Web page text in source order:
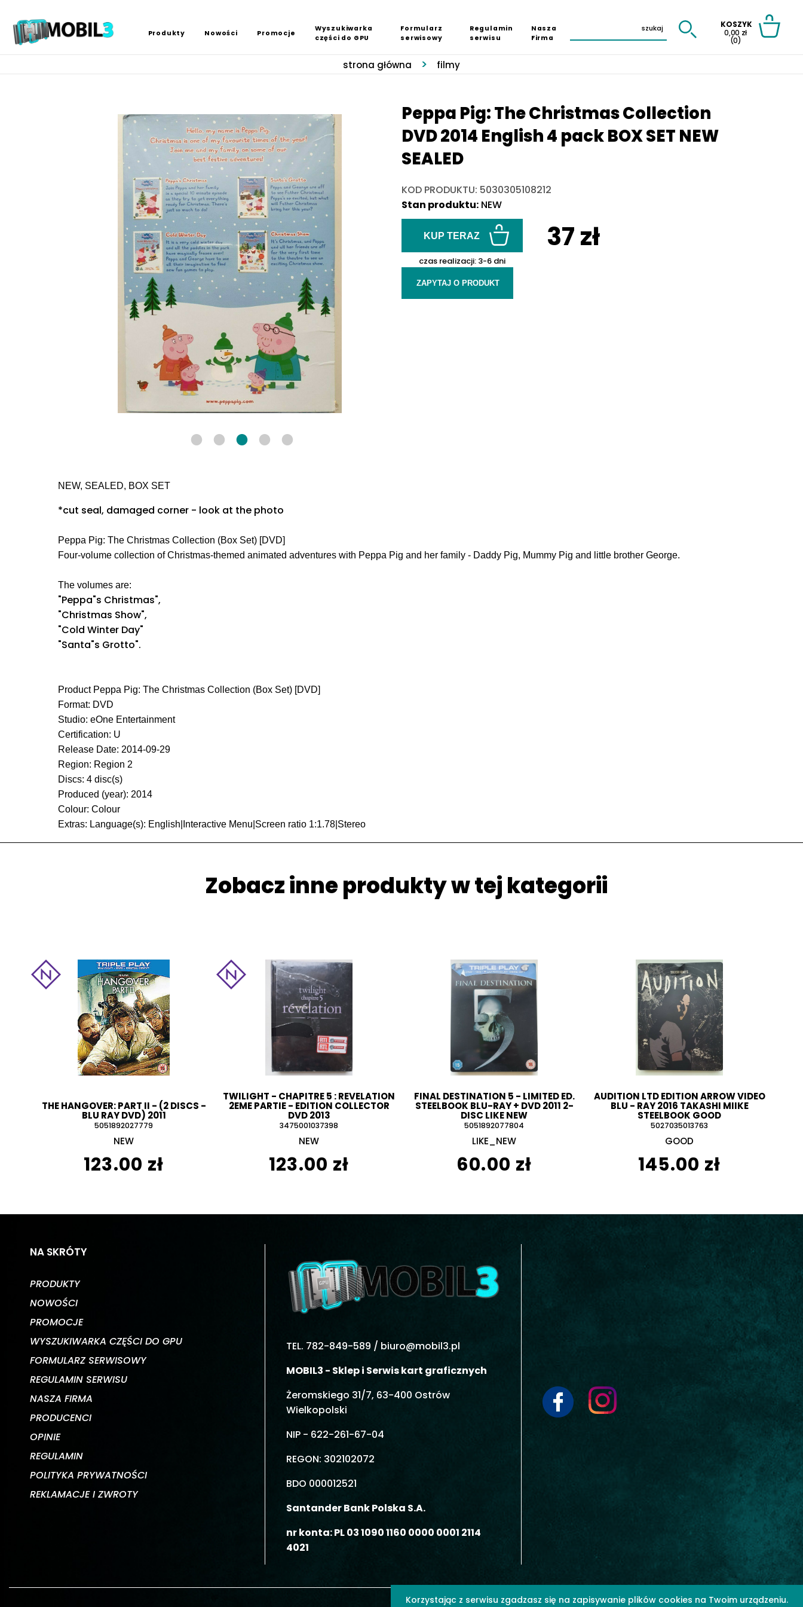
Korzystając z serwisu zgadzasz się na zapisywanie plików cookies na Twoim urządzeniu.
Produkty Nowości Promocje
Wyszukiwarka
części do GPU
Formularz
serwisowy
Regulamin
serwisu
Nasza
Firma
KOSZYK
0,00 zł
(0)
strona główna filmy
Peppa Pig: The Christmas Collection
DVD 2014 English 4 pack BOX SET NEW
SEALED
KOD PRODUKTU: 5030305108212
Stan produktu: NEW
37 zł
KUP TERAZ
czas realizacji: 3-6 dni
ZAPYTAJ O PRODUKT
NEW, SEALED, BOX SET
*cut seal, damaged corner - look at the photo
Peppa Pig: The Christmas Collection (Box Set) [DVD]
Four-volume collection of Christmas-themed animated adventures with Peppa Pig and her family - Daddy Pig, Mummy Pig and little brother George.
The volumes are:
"Peppa"s Christmas",
"Christmas Show",
"Cold Winter Day"
"Santa"s Grotto".
Product Peppa Pig: The Christmas Collection (Box Set) [DVD]
Format: DVD
Studio: eOne Entertainment
Certification: U
Release Date: 2014-09-29
Region: Region 2
Discs: 4 disc(s)
Produced (year): 2014
Colour: Colour
Extras: Language(s): English|Interactive Menu|Screen ratio 1:1.78|Stereo
Zobacz inne produkty w tej kategorii
THE HANGOVER: PART II - (2 DISCS -
BLU RAY DVD) 2011
5051892027779
NEW
123.00 zł
TWILIGHT - CHAPITRE 5 : REVELATION
2EME PARTIE - EDITION COLLECTOR
DVD 2013
3475001037398
NEW
123.00 zł
FINAL DESTINATION 5 - LIMITED ED.
STEELBOOK BLU-RAY + DVD 2011 2-
DISC LIKE NEW
5051892077804
LIKE_NEW
60.00 zł
AUDITION LTD EDITION ARROW VIDEO
BLU - RAY 2016 TAKASHI MIIKE
STEELBOOK GOOD
5027035013763
GOOD
145.00 zł
NA SKRÓTY
PRODUKTY
NOWOŚCI
PROMOCJE
WYSZUKIWARKA CZĘŚCI DO GPU
FORMULARZ SERWISOWY
REGULAMIN SERWISU
NASZA FIRMA
PRODUCENCI
OPINIE
REGULAMIN
POLITYKA PRYWATNOŚCI
REKLAMACJE I ZWROTY
TEL. 782-849-589 / biuro@mobil3.pl
MOBIL3 - Sklep i Serwis kart graficznych
Żeromskiego 31/7, 63-400 Ostrów
Wielkopolski
NIP - 622-261-67-04
REGON: 302102072
BDO 000012521
Santander Bank Polska S.A.
nr konta: PL 03 1090 1160 0000 0001 2114
4021